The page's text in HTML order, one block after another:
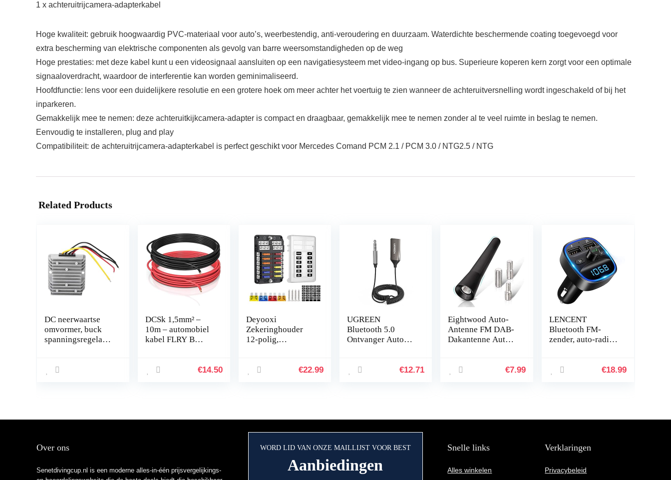
1 x achteruitrijcamera-adapterkabel
Hoge kwaliteit: gebruik hoogwaardig PVC-materiaal voor auto’s, weerbestendig, anti-veroudering en duurzaam. Waterdichte beschermende coating toegevoegd voor
extra bescherming van elektrische componenten als gevolg van barre weersomstandigheden op de weg
Hoge prestaties: met deze kabel kunt u een videosignaal aansluiten op een navigatiesysteem met video-ingang op bus. Superieure koperen kern zorgt voor een optimale
signaaloverdracht, waardoor de interferentie kan worden geminimaliseerd.
Hoofdfunctie: lens voor een duidelijkere resolutie en een grotere hoek om meer achter het voertuig te zien wanneer de achteruitversnelling wordt ingeschakeld of bij het
inparkeren.
Gemakkelijk mee te nemen: deze achteruitkijkcamera-adapter is compact en draagbaar, gemakkelijk mee te nemen zonder al te veel ruimte in beslag te nemen.
Eenvoudig te installeren, plug and play
Compatibiliteit: de achteruitrijcamera-adapterkabel is perfect geschikt voor Mercedes Comand PCM 2.1 / PCM 3.0 / NTG2.5 / NTG
Related Products
DC neerwaartse
omvormer, buck
spanningsregelaar
spanningsreductor
DCSk 1,5mm² –
10m – automobiel
kabel FLRY B
automobiel kabel
€14.50
Deyooxi
Zekeringhouder
12-polig,
SUV’s, 12 – 32 V,
€22.99
UGREEN
Bluetooth 5.0
Ontvanger Auto
Aansluiting en €12.71
Eightwood Auto-
Antenne FM DAB-
Dakantenne Auto
Kort Met Sterke €7.99
LENCENT
Bluetooth FM-
zender, auto-radio-
autoontvanger,€18.99
Over ons
Senetdivingcup.nl is een moderne alles-in-één prijsvergelijkings-
WORD LID VAN ONZE MAILLIJST VOOR BEST
Aanbiedingen
Snelle links
Alles winkelen
Verklaringen
Privacybeleid